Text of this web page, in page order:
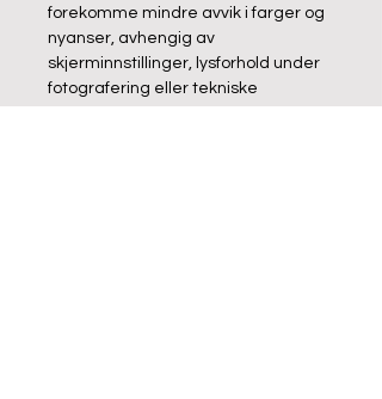
forekomme mindre avvik i farger og
nyanser, avhengig av
skjerminnstillinger, lysforhold under
fotografering eller tekniske